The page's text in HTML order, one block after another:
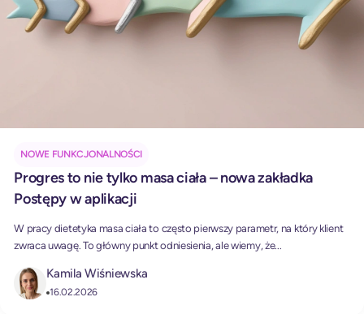
NOWE FUNKCJONALNOŚCI
Progres to nie tylko masa ciała – nowa zakładka
Postępy w aplikacji
W pracy dietetyka masa ciała to często pierwszy parametr, na który klient
zwraca uwagę. To główny punkt odniesienia, ale wiemy, że...
Kamila Wiśniewska
16.02.2026